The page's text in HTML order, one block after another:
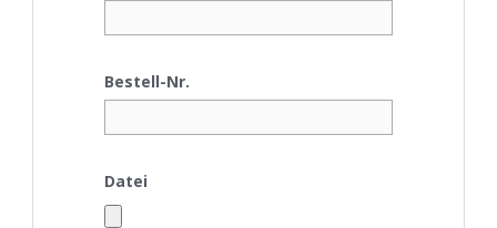
Bestell-Nr.
Datei